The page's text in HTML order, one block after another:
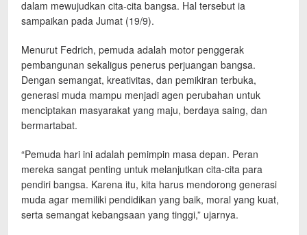
dalam mewujudkan cita-cita bangsa. Hal tersebut ia
sampaikan pada Jumat (19/9).
Menurut Fedrich, pemuda adalah motor penggerak
pembangunan sekaligus penerus perjuangan bangsa.
Dengan semangat, kreativitas, dan pemikiran terbuka,
generasi muda mampu menjadi agen perubahan untuk
menciptakan masyarakat yang maju, berdaya saing, dan
bermartabat.
“Pemuda hari ini adalah pemimpin masa depan. Peran
mereka sangat penting untuk melanjutkan cita-cita para
pendiri bangsa. Karena itu, kita harus mendorong generasi
muda agar memiliki pendidikan yang baik, moral yang kuat,
serta semangat kebangsaan yang tinggi,” ujarnya.